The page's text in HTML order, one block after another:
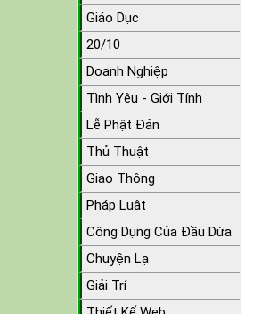
Giáo Dục
20/10
Doanh Nghiệp
Tình Yêu - Giới Tính
Lễ Phật Đản
Thủ Thuật
Giao Thông
Pháp Luật
Công Dụng Của Đầu Dừa
Chuyện Lạ
Giải Trí